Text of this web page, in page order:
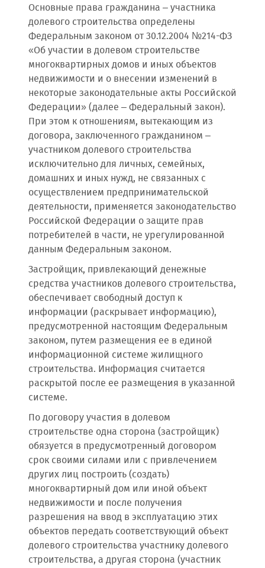
Основные права гражданина – участника
долевого строительства определены
Федеральным законом от 30.12.2004 №214-ФЗ
«Об участии в долевом строительстве
многоквартирных домов и иных объектов
недвижимости и о внесении изменений в
некоторые законодательные акты Российской
Федерации» (далее – Федеральный закон).
При этом к отношениям, вытекающим из
договора, заключенного гражданином –
участником долевого строительства
исключительно для личных, семейных,
домашних и иных нужд, не связанных с
осуществлением предпринимательской
деятельности, применяется законодательство
Российской Федерации о защите прав
потребителей в части, не урегулированной
данным Федеральным законом.
Застройщик, привлекающий денежные
средства участников долевого строительства,
обеспечивает свободный доступ к
информации (раскрывает информацию),
предусмотренной настоящим Федеральным
законом, путем размещения ее в единой
информационной системе жилищного
строительства. Информация считается
раскрытой после ее размещения в указанной
системе.
По договору участия в долевом
строительстве одна сторона (застройщик)
обязуется в предусмотренный договором
срок своими силами или с привлечением
других лиц построить (создать)
многоквартирный дом или иной объект
недвижимости и после получения
разрешения на ввод в эксплуатацию этих
объектов передать соответствующий объект
долевого строительства участнику долевого
строительства, а другая сторона (участник